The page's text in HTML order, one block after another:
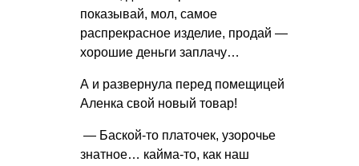
показывай, мол, самое
распрекрасное изделие, продай —
хорошие деньги заплачу…
А и развернула перед помещицей
Аленка свой новый товар!
— Баской-то платочек, узорочье
знатное… кайма-то, как наш